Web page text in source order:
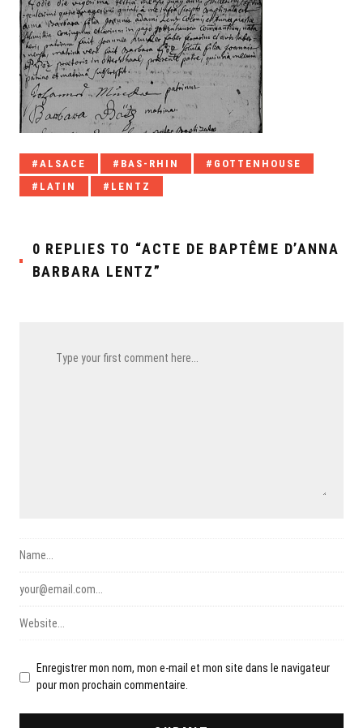
Tagged
with:
ALSACE BAS-RHIN
GOTTENHOUSE
LATIN
LENTZ
0 REPLIES TO “ACTE DE BAPTÊME D’ANNA
BARBARA LENTZ”
Enregistrer mon nom, mon e-mail et mon site dans le navigateur
pour mon prochain commentaire.